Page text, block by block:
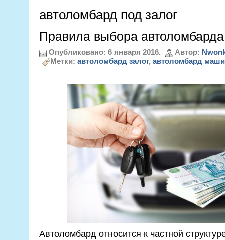
автоломбард под залог
Правила выбора автоломбарда
Опубликовано: 6 января 2016. Автор:
Метки: автоломбард залог, автоломбард
Автоломбард относится к частной